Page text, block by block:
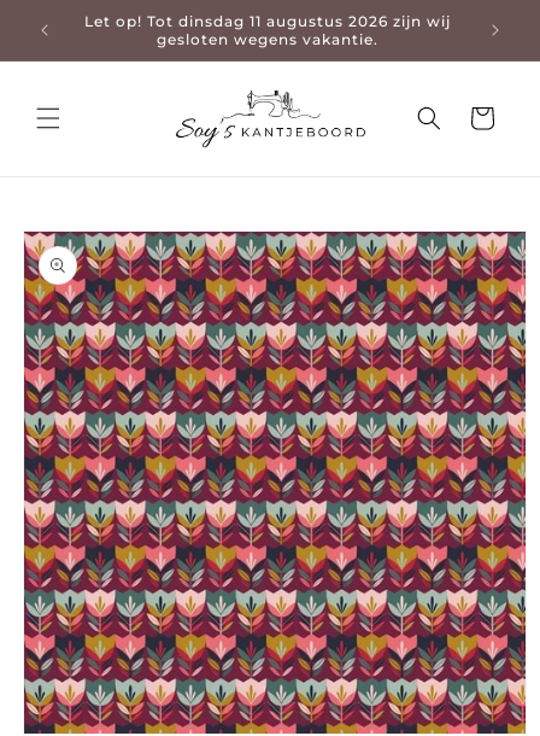
naar de content
Let op! Tot dinsdag 11 augustus 2026 zijn wij
gesloten wegens vakantie.
3-4
naar productinformatie